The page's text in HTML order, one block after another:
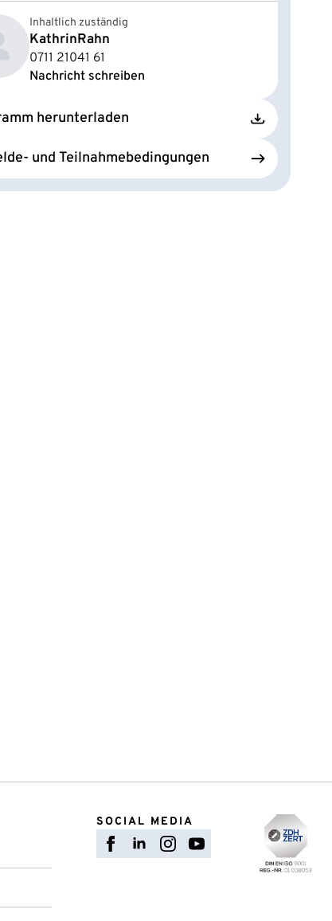
Inhaltlich zuständig
KathrinRahn
0711 21041 61
Nachricht schreiben
herunterladen
und Teilnahmebedingungen
SOCIAL MEDIA